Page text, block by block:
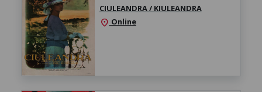
CIULEANDRA / KIULEANDRA
location_on Online